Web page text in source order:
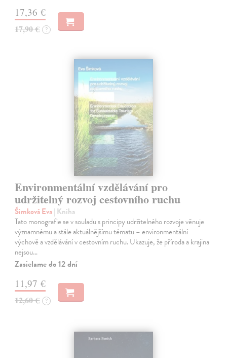
17,36 €
17,90 € ?
Environmentální vzdělávání pro
udržitelný rozvoj cestovního ruchu
Šimková Eva| Kniha
Tato monografie se v souladu s principy udržitelného rozvoje věnuje
významnému a stále aktuálnějšímu tématu – environmentální
výchově a vzdělávání v cestovním ruchu. Ukazuje, že příroda a krajina
nejsou…
Zasielame do 12 dní
11,97 €
12,60 € ?